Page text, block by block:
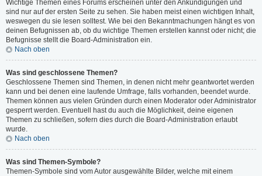
Wichtige Themen eines Forums erscheinen unter den Ankündigungen und
sind nur auf der ersten Seite zu sehen. Sie haben meist einen wichtigen Inhalt,
weswegen du sie lesen solltest. Wie bei den Bekanntmachungen hängt es von
deinen Befugnissen ab, ob du wichtige Themen erstellen kannst oder nicht; die
Befugnisse stellt die Board-Administration ein.
Nach oben
Was sind geschlossene Themen?
Geschlossene Themen sind Themen, in denen nicht mehr geantwortet werden
kann und bei denen eine laufende Umfrage, falls vorhanden, beendet wurde.
Themen können aus vielen Gründen durch einen Moderator oder Administrator
gesperrt werden. Eventuell hast du auch die Möglichkeit, deine eigenen
Themen zu schließen, sofern dies durch die Board-Administration erlaubt
wurde.
Nach oben
Was sind Themen-Symbole?
Themen-Symbole sind vom Autor ausgewählte Bilder, welche mit einem